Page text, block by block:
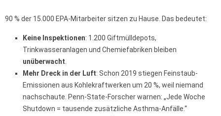
90 % der 15.000 EPA-Mitarbeiter sitzen zu Hause. Das bedeutet:
Keine Inspektionen: 1.200 Giftmülldepots,
Trinkwasseranlagen und Chemiefabriken bleiben
unüberwacht
Mehr Dreck in der Luft: Schon 2019 stiegen Feinstaub-
Emissionen aus Kohlekraftwerken um 20 %, weil niemand
nachschaute. Penn-State-Forscher warnen: „Jede Woche
Shutdown = tausende zusätzliche Asthma-Anfälle.“